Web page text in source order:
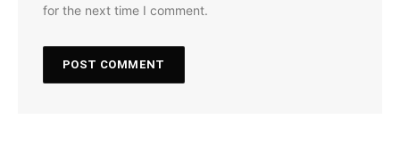
for the next time I comment.